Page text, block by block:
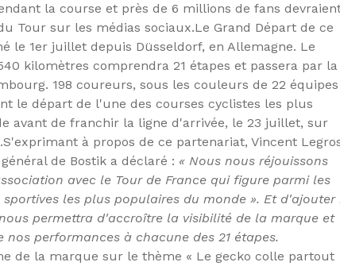
la course et près de 6 millions de fans
Tour sur les médias sociaux.Le Grand Départ de ce
le 1er juillet depuis Düsseldorf, en Allemagne. Le
kilomètres comprendra 21 étapes et passera par la
198 coureurs, sous les couleurs de 22 équipes
le départ de l'une des courses cyclistes les plus
avant de franchir la ligne d'arrivée, le 23 juillet, sur
S'exprimant à propos de ce partenariat, Vincent
de Bostik a déclaré : « Nous nous réjouissons
avec le Tour de France qui figure parmi les
les plus populaires du monde ». Et d'ajouter
permettra d'accroître la visibilité de la marque et
nos performances à chacune des 21 étapes.
de la marque sur le thème « Le gecko colle partout